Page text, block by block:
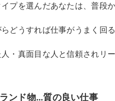
プを選んだあなたは、普段
どうすれば仕事がうまく回
・真面目な人と信頼されリ
ンド物…質の良い仕事